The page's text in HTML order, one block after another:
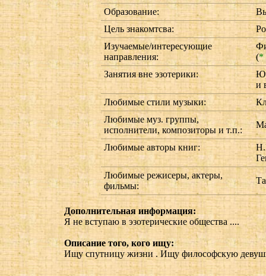
Образование:
Цель знакомтсва:
Изучаемые/интересующие
направления:
(*
Занятия вне эзотерики:
и
Любимые стили музыки:
Любимые муз. группы,
исполнители, композиторы и т.п.:
Любимые авторы книг:
Любимые режисеры, актеры,
фильмы:
Дополнительная информация:
Я не вступаю в эзотерические общества ....
Описание того, кого ищу:
Ищу спутницу жизни . Ищу философскую